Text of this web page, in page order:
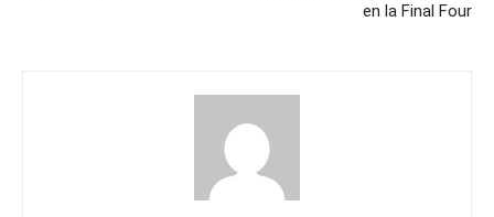
en la Final Four